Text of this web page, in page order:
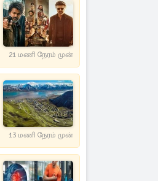
21 மணி நேரம் முன்
13 மணி நேரம் முன்